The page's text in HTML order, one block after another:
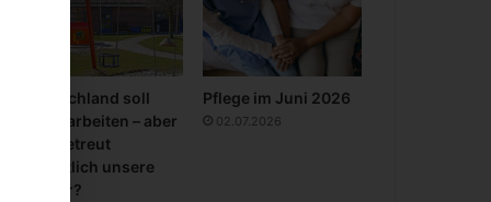
Deutschland soll
mehr arbeiten – aber
wer betreut
eigentlich unsere
Kinder?
Pflege im Juni 2026
02.07.2026